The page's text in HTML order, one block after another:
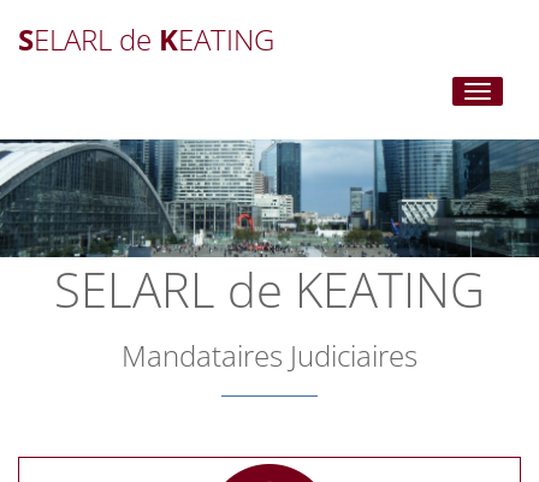
SELARL de KEATING
Toggle
SELARL de KEATING
Mandataires Judiciaires